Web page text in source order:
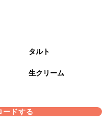
タルト
生クリーム
ードする